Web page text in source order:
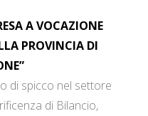
A VOCAZIONE
PROVINCIA DI
di spicco nel settore
di Bilancio,